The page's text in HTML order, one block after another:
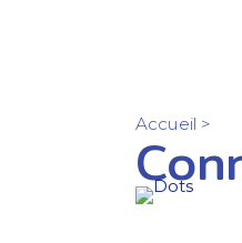
Accueil >